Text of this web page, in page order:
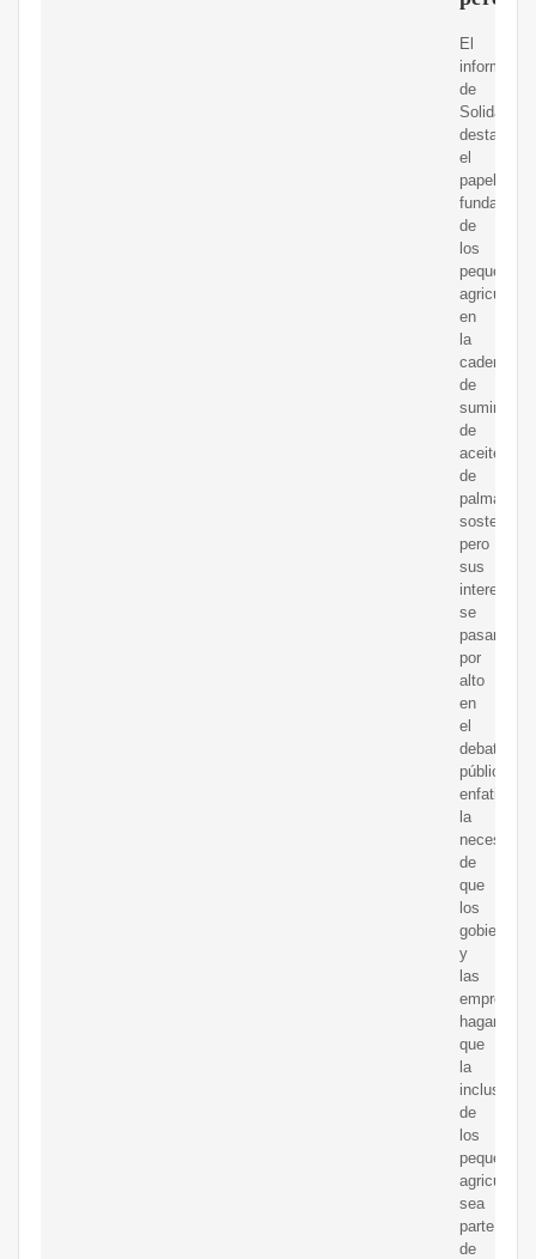
El
informe
de
Solidaridad
destaca
el
papel
de
los
pequeños
en
la
cadena
de
suministro
de
aceite
de
palma
sostenible,
pero
sus
intereses
se
pasan
por
alto
en
el
debate
público;
enfatiza
la
necesidad
de
que
los
gobiernos
y
las
empresas
hagan
que
la
inclusión
de
los
pequeños
sea
parte
de